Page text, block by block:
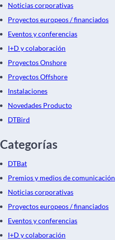
Noticias corporativas
Proyectos europeos / financiados
Eventos y conferencias
I+D y colaboración
Proyectos Onshore
Proyectos Offshore
Instalaciones
Novedades Producto
DTBird
Categorías
DTBat
Premios y medios de comunicación
Noticias corporativas
Proyectos europeos / financiados
Eventos y conferencias
I+D y colaboración